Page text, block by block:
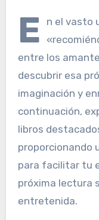
E
n el vasto
entre los
descubrir esa
imaginación y
continuación,
libros
proporcionando
para facilitar tu
próxima lectura
entretenida.